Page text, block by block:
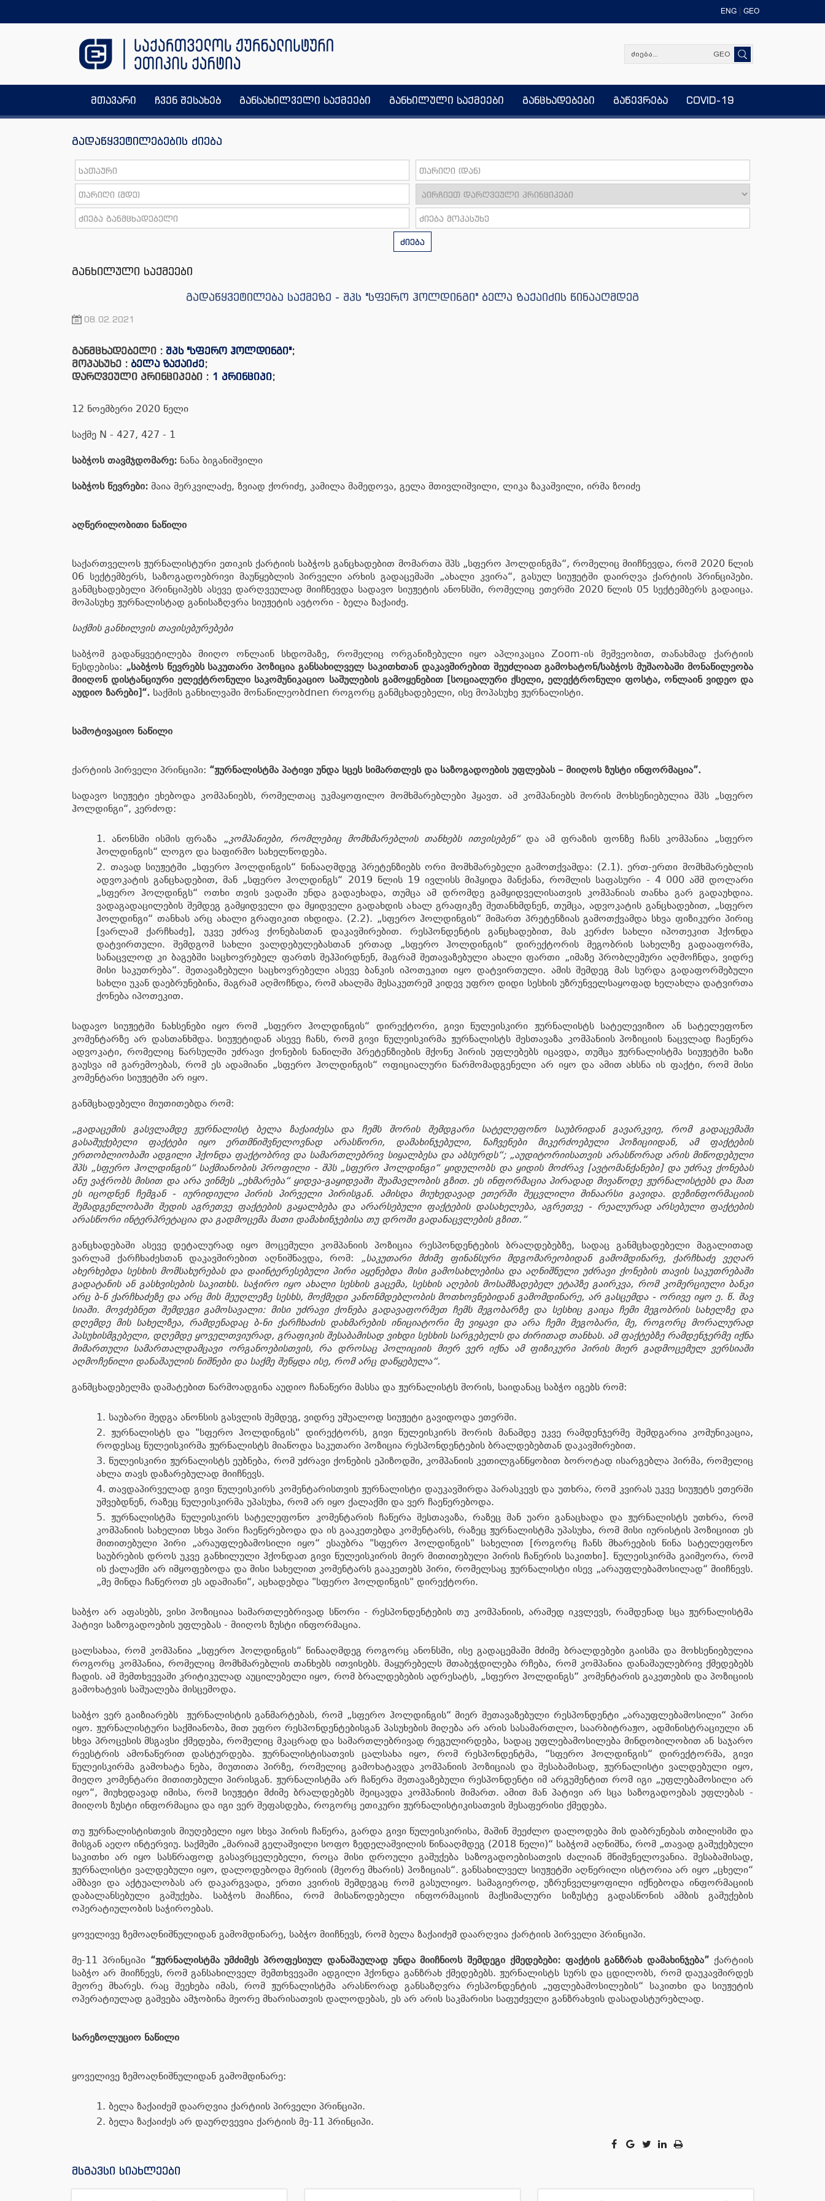
ENG GEO
GEO
მთავარი ჩვენ შესახებ განსახილველი საქმეები განხილული საქმეები განცხადებები გაწევრება COVID-19
გადაწყვეტილებების ძიება
ძიება
განხილული საქმეები
გადაწყვეტილება საქმეზე - შპს "სფერო ჰოლდინგი" ბელა ზაქაიძის წინააღმდეგ
08.02.2021
განმცხადებელი : შპს "სფერო ჰოლდინგი";
მოპასუხე : ბელა ზაქაიძე;
დარღვეული პრინციპები : 1 პრინციპი;
12 ნოემბერი 2020 წელი
საქმე N - 427, 427 - 1
საბჭოს თავმჯდომარე: ნანა ბიგანიშვილი
საბჭოს წევრები: მაია მერკვილაძე, ზვიად ქორიძე, კამილა მამედოვა, გელა მთივლიშვილი, ლიკა ზაკაშვილი, ირმა ზოიძე
აღწერილობითი ნაწილი
საქართველოს ჟურნალისტური ეთიკის ქარტიის საბჭოს განცხადებით მომართა შპს „სფერო ჰოლდინგმა“, რომელიც მიიჩნევდა, რომ 2020 წლის
06 სექტემბერს, საზოგადოებრივი მაუწყებლის პირველი არხის გადაცემაში „ახალი კვირა“, გასულ სიუჟეტში დაირღვა ქარტიის პრინციპები.
განმცხადებელი პრინციპებს ასევე დარღვეულად მიიჩნევდა სადავო სიუჟეტის ანონსში, რომელიც ეთერში 2020 წლის 05 სექტემბერს გადაიცა.
მოპასუხე ჟურნალისტად განისაზღვრა სიუჟეტის ავტორი - ბელა ზაქაიძე.
საქმის განხილვის თავისებურებები
საბჭომ გადაწყვეტილება მიიღო ონლაინ სხდომაზე, რომელიც ორგანიზებული იყო აპლიკაცია Zoom-ის მეშვეობით, თანახმად ქარტიის
წესდებისა: „საბჭოს წევრებს საკუთარი პოზიცია განსახილველ საკითხთან დაკავშირებით შეუძლიათ გამოხატონ/საბჭოს მუშაობაში მონაწილეობა
მიიღონ დისტანციური ელექტრონული საკომუნიკაციო საშულების გამოყენებით [სოციალური ქსელი, ელექტრონული ფოსტა, ონლაინ ვიდეო და
აუდიო ზარები]“. საქმის განხილვაში მონაწილეობdnen როგორც განმცხადებელი, ისე მოპასუხე ჟურნალისტი.
სამოტივაციო ნაწილი
ქარტიის პირველი პრინციპი: “ჟურნალისტმა პატივი უნდა სცეს სიმართლეს და საზოგადოების უფლებას – მიიღოს ზუსტი ინფორმაცია”.
სადავო სიუჟეტი ეხებოდა კომპანიებს, რომელთაც უკმაყოფილო მომხმარებლები ჰყავთ. ამ კომპანიებს შორის მოხსენიებულია შპს „სფერო
ჰოლდინგი“, კერძოდ:
ანონსში ისმის ფრაზა „კომპანიები, რომლებიც მომხმარებლის თანხებს ითვისებენ“და ამ ფრაზის ფონზე ჩანს კომპანია „სფერო
ჰოლდინგის“ ლოგო და საფირმო სახელწოდება.
თავად სიუჟეტში „სფერო ჰოლდინგის“ წინააღმდეგ პრეტენზიებს ორი მომხმარებელი გამოთქვამდა: (2.1). ერთ-ერთი მომხმარებლის
ადვოკატის განცხადებით, მან „სფერო ჰოლდინგს“ 2019 წლის 19 ივლისს მიჰყიდა მანქანა, რომლის საფასური - 4 000 აშშ დოლარი
„სფერო ჰოლდინგს“ ოთხი თვის ვადაში უნდა გადაეხადა, თუმცა ამ დრომდე გამყიდველისათვის კომპანიას თანხა გარ გადაუხდია.
ვადაგადაცილების შემდეგ გამყიდველი და მყიდველი გადახდის ახალ გრაფიკზე შეთანხმდნენ, თუმცა, ადვოკატის განცხადებით, „სფერო
ჰოლდინგი“ თანხას არც ახალი გრაფიკით იხდიდა. (2.2). „სფერო ჰოლდინგის“ მიმართ პრეტენზიას გამოთქვამდა სხვა ფიზიკური პირიც
[ვარლამ ქარჩხაძე], უკვე უძრავ ქონებასთან დაკავშირებით. რესპონდენტის განცხადებით, მას კერძო სახლი იპოთეკით ჰქონდა
დატვირთული. შემდგომ სახლი ვალდებულებასთან ერთად „სფერო ჰოლდინგის“ დირექტორის მეგობრის სახელზე გადააფორმა,
სანაცვლოდ კი ბაგებში საცხოვრებელ ფართს შეჰპირდნენ, მაგრამ შეთავაზებული ახალი ფართი „იმაზე პრობლემური აღმოჩნდა, ვიდრე
მისი საკუთრება“. შეთავაზებული საცხოვრებელი ასევე ბანკის იპოთეკით იყო დატვირთული. ამის შემდეგ მას სურდა გადაფორმებული
სახლი უკან დაებრუნებინა, მაგრამ აღმოჩნდა, რომ ახალმა მესაკუთრემ კიდევ უფრო დიდი სესხის უზრუნველსაყოფად ხელახლა დატვირთა
ქონება იპოთეკით.
სადავო სიუჟეტში ნახსენები იყო რომ „სფერო ჰოლდინგის“ დირექტორი, გივი წულეისკირი ჟურნალისტს სატელევიზიო ან სატელეფონო
კომენტარზე არ დასთანხმდა. სიუჟეტიდან ასევე ჩანს, რომ გივი წულეისკირმა ჟურნალისტს შესთავაზა კომპანიის პოზიციის ნაცვლად ჩაეწერა
ადვოკატი, რომელიც წარსულში უძრავი ქონების ნაწილში პრეტენზიების მქონე პირის უფლებებს იცავდა, თუმცა ჟურნალისტმა სიუჟეტში ხაზი
გაუსვა იმ გარემოებას, რომ ეს ადამიანი „სფერო ჰოლდინგის“ ოფიციალური წარმომადგენელი არ იყო და ამით ახსნა ის ფაქტი, რომ მისი
კომენტარი სიუჟეტში არ იყო.
განმცხადებელი მიუთითებდა რომ:
„გადაცემის გასვლამდე ჟურნალისტ ბელა ზაქაიძესა და ჩემს შორის შემდგარი სატელეფონო საუბრიდან გავარკვიე, რომ გადაცემაში
გასაშუქებელი ფაქტები იყო ერთმნიშვნელოვნად არასწორი, დამახინჯებული, ნაჩვენები მიკერძოებული პოზიციიდან, ამ ფაქტების
ერთობლიობაში ადგილი ჰქონდა ფაქტობრივ და სამართლებრივ სიყალბესა და აბსურდს“; „აუდიტორიისათვის არასწორად არის მიწოდებული
შპს „სფერო ჰოლდინგის“ საქმიანობის პროფილი - შპს „სფერო ჰოლდინგი“ ყიდულობს და ყიდის მოძრავ [ავტომანქანები] და უძრავ ქონებას
ანუ ვაჭრობს მისით და არა ვინმეს „ეხმარება“ ყიდვა-გაყიდვაში შუამავლობის გზით. ეს ინფორმაცია პირადად მივაწოდე ჟურნალისტებს და მათ
ეს იცოდნენ ჩემგან - იურიდიული პირის პირველი პირისგან. ამისდა მიუხედავად ეთერში შეცვლილი შინაარსი გავიდა. დეზინფორმაციის
შემადგენლობაში შედის აგრეთვე ფაქტების გაყალბება და არარსებული ფაქტების დასახელება, აგრეთვე - რეალურად არსებული ფაქტების
არასწორი ინტერპრეტაცია და გადმოცემა მათი დამახინჯებისა თუ დროში გადანაცვლების გზით.“
განცხადებაში ასევე დეტალურად იყო მოცემული კომპანიის პოზიცია რესპონდენტების ბრალდებებზე, სადაც განმცხადებელი მაგალითად
ვარლამ ქარჩხაძესთან დაკავშირებით აღნიშნავდა, რომ:
„საკუთარი მძიმე ფინანსური მდგომარეობიდან გამომდინარე, ქარჩხაძე ვეღარ
ახერხებდა სესხის მომსახურებას და დაინტერესებული პირი აყენებდა მისი გამოსახლებისა და აღნიშნული უძრავი ქონების თავის საკუთრებაში
გადატანის ან გასხვისების საკითხს. საჭირო იყო ახალი სესხის გაცემა, სესხის აღების მოსამზადებელ ეტაპზე გაირკვა, რომ კომერციული ბანკი
არც ბ-ნ ქარჩხაძეზე და არც მის მეუღლეზე სესხს, მოქმედი კანონმდებლობის მოთხოვნებიდან გამომდინარე, არ გასცემდა - ორივე იყო ე. წ. შავ
სიაში. მოვძებნეთ შემდეგი გამოსავალი: მისი უძრავი ქონება გადავაფორმეთ ჩემს მეგობარზე და სესხიც გაიცა ჩემი მეგობრის სახელზე და
დღემდე მის სახელზეა, რამდენადაც ბ-ნი ქარჩხაძის დახმარების ინიციატორი მე ვიყავი და არა ჩემი მეგობარი, მე, როგორც მორალურად
პასუხისმგებელი, დღემდე ყოველთვიურად, გრაფიკის შესაბამისად ვიხდი სესხის სარგებელს და ძირითად თანხას. ამ ფაქტებზე რამდენჯერმე იქნა
მიმართული სამართალდამცავი ორგანოებისთვის, რა დროსაც პოლიციის მიერ ვერ იქნა ამ ფიზიკური პირის მიერ გადმოცემულ ვერსიაში
აღმოჩენილი დანაშაულის ნიშნები და საქმე შეწყდა ისე, რომ არც დაწყებულა“.
განმცხადებელმა დამატებით წარმოადგინა აუდიო ჩანაწერი მასსა და ჟურნალისტს შორის, საიდანაც საბჭო იგებს რომ:
საუბარი შედგა ანონსის გასვლის შემდეგ, ვიდრე უშუალოდ სიუჟეტი გავიდოდა ეთერში.
ჟურნალისტს და "სფერო ჰოლდინგის" დირექტორს, გივი წულეისკირს შორის მანამდე უკვე რამდენჯერმე შემდგარია კომუნიკაცია,
როდესაც წულეისკირმა ჟურნალისტს მიაწოდა საკუთარი პოზიცია რესპონდენტების ბრალდებებთან დაკავშირებით.
წულეისკირი ჟურნალისტს ეუბნება, რომ უძრავი ქონების ეპიზოდში, კომპანიის კეთილგანწყობით ბოროტად ისარგებლა პირმა, რომელიც
ახლა თავს დაზარებულად მიიჩნევს.
თავდაპირველად გივი წულეისკირს კომენტარისთვის ჟურნალისტი დაუკავშირდა პარასკევს და უთხრა, რომ კვირას უკვე სიუჟეტს ეთერში
უშვებდნენ, რაზეც წულეისკირმა უპასუხა, რომ არ იყო ქალაქში და ვერ ჩაეწერებოდა.
ჟურნალისტმა წულეისკირს სატელეფონო კომენტარის ჩაწერა შესთავაზა, რაზეც მან უარი განაცხადა და ჟურნალისტს უთხრა, რომ
კომპანიის სახელით სხვა პირი ჩაეწერებოდა და ის გააკეთებდა კომენტარს, რაზეც ჟურნალისტმა უპასუხა, რომ მისი იურისტის პოზიციით ეს
მითითებული პირი „არაუფლებამოსილი იყო“ ესაუბრა "სფერო ჰოლდინგის" სახელით [როგორც ჩანს მხარეების წინა სატელეფონო
საუბრების დროს უკვე განხილული ჰქონდათ გივი წულეისკირის მიერ მითითებული პირის ჩაწერის საკითხი]. წულეისკირმა გაიმეორა, რომ
ის ქალაქში არ იმყოფებოდა და მისი სახელით კომენტარს გააკეთებს პირი, რომელსაც ჟურნალისტი ისევ „არაუფლებამოსილად“ მიიჩნევს.
„მე მინდა ჩაწეროთ ეს ადამიანი“, აცხადებდა "სფერო ჰოლდინგის" დირექტორი.
საბჭო არ აფასებს, ვისი პოზიციაა სამართლებრივად სწორი - რესპონდენტების თუ კომპანიის, არამედ იკვლევს, რამდენად სცა ჟურნალისტმა
პატივი საზოგადოების უფლებას - მიიღოს ზუსტი ინფორმაცია.
ცალსახაა, რომ კომპანია „სფერო ჰოლდინგის“ წინააღმდეგ როგორც ანონსში, ისე გადაცემაში მძიმე ბრალდებები გაისმა და მოხსენიებულია
როგორც კომპანია, რომელიც მომხმარებლის თანხებს ითვისებს. მაყურებელს შთაბეჭდილება რჩება, რომ კომპანია დანაშაულებრივ ქმედებებს
ჩადის. ამ შემთხვევაში კრიტიკულად აუცილებელი იყო, რომ ბრალდებების ადრესატს, „სფერო ჰოლდინგს“ კომენტარის გაკეთების და პოზიციის
გამოხატვის საშუალება მისცემოდა.
საბჭო ვერ გაიზიარებს ჟურნალისტის განმარტებას, რომ „სფერო ჰოლდინგის“ მიერ შეთავაზებული რესპონდენტი „არაუფლებამოსილი“ პირი
იყო. ჟურნალისტური საქმიანობა, მით უფრო რესპონდენტებისგან პასუხების მიღება არ არის სასამართლო, საარბიტრაჟო, ადმინისტრაციული ან
სხვა პროცესის მსგავსი ქმედება, რომელიც მკაცრად და სამართლებრივად რეგულირდება, სადაც უფლებამოსილება მინდობილობით ან საჯარო
რეესტრის ამონაწერით დასტურდება. ჟურნალისტისათვის ცალსახა იყო, რომ რესპონდენტმა, “სფერო ჰოლდინგის“ დირექტორმა, გივი
წულეისკირმა გამოხატა ნება, მიუთითა პირზე, რომელიც გამოხატავდა კომპანიის პოზიციას და შესაბამისად, ჟურნალისტი ვალდებული იყო,
მიეღო კომენტარი მითითებული პირისგან. ჟურნალისტმა არ ჩაწერა შეთავაზებული რესპონდენტი იმ არგუმენტით რომ იგი „უფლებამოსილი არ
იყო“, მიუხედავად იმისა, რომ სიუჟეტი მძიმე ბრალდებებს შეიცავდა კომპანიის მიმართ. ამით მან პატივი არ სცა საზოგადოებას უფლებას -
მიიღოს ზუსტი ინფორმაცია და იგი ვერ შეფასდება, როგორც ეთიკური ჟურნალისტიკისათვის შესაფერისი ქმედება.
თუ ჟურნალისტისთვის მიუღებელი იყო სხვა პირის ჩაწერა, გარდა გივი წულეისკირისა, მაშინ შეეძლო დალოდება მის დაბრუნებას თბილისში და
მისგან აეღო ინტერვიუ. საქმეში „მარიამ გელაშვილი სოფო ზედელაშვილის წინააღმდეგ (2018 წელი)“ საბჭომ აღნიშნა, რომ „თავად გაშუქებული
საკითხი არ იყო სასწრაფოდ გასავრცელებელი, როცა მისი დროული გაშუქება საზოგადოებისათვის ძალიან მნიშვნელოვანია. შესაბამისად,
ჟურნალისტი ვალდებული იყო, დალოდებოდა მერიის (მეორე მხარის) პოზიციას“. განსახილველ სიუჟეტში აღწერილი ისტორია არ იყო „ცხელი“
ამბავი და აქტუალობას არ დაკარგვადა, ერთი კვირის შემდეგაც რომ გასულიყო. სამაგიეროდ, უზრუნველყოფილი იქნებოდა ინფორმაციის
დაბალანსებული გაშუქება. საბჭოს მიაჩნია, რომ მისაწოდებელი ინფორმაციის მაქსიმალური სიზუსტე გადასწონის ამბის გაშუქების
ოპერატიულობის საჭიროებას.
ყოველივე ზემოაღნიშნულიდან გამომდინარე, საბჭო მიიჩნევს, რომ ბელა ზაქაიძემ დაარღვია ქარტიის პირველი პრინციპი.
მე-11 პრინციპი “ჟურნალისტმა უმძიმეს პროფესიულ დანაშაულად უნდა მიიჩნიოს შემდეგი ქმედებები: ფაქტის განზრახ დამახინჯება” ქარტიის
საბჭო არ მიიჩნევს, რომ განსახილველ შემთხვევაში ადგილი ჰქონდა განზრახ ქმედებებს. ჟურნალისტს სურს და ცდილობს, რომ დაუკავშირდეს
მეორე მხარეს. რაც შეეხება იმას, რომ ჟურნალისტმა არასწორად განსაზღვრა რესპონდენტის „უფლებამოსილების“ საკითხი და სიუჟეტის
ოპერატიულად გაშვება ამჯობინა მეორე მხარისათვის დალოდებას, ეს არ არის საკმარისი საფუძველი განზრახვის დასადასტურებლად.
სარეზოლუციო ნაწილი
ყოველივე ზემოაღნიშნულიდან გამომდინარე:
ბელა ზაქაიძემ დაარღვია ქარტიის პირველი პრინციპი.
ბელა ზაქაიძეს არ დაურღვევია ქარტიის მე-11 პრინციპი.
მსგავსი სიახლეები